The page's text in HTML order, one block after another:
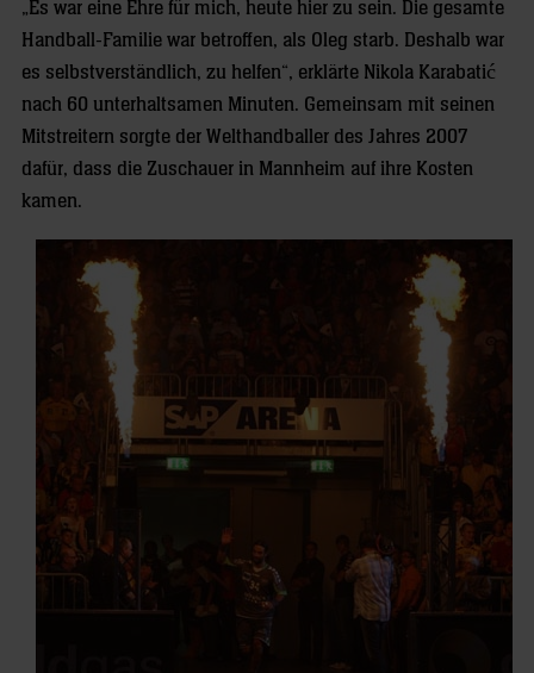
„Es war eine Ehre für mich, heute hier zu sein. Die gesamte
Handball-Familie war betroffen, als Oleg starb. Deshalb war
es selbstverständlich, zu helfen“, erklärte Nikola Karabatić
nach 60 unterhaltsamen Minuten. Gemeinsam mit seinen
Mitstreitern sorgte der Welthandballer des Jahres 2007
dafür, dass die Zuschauer in Mannheim auf ihre Kosten
kamen.